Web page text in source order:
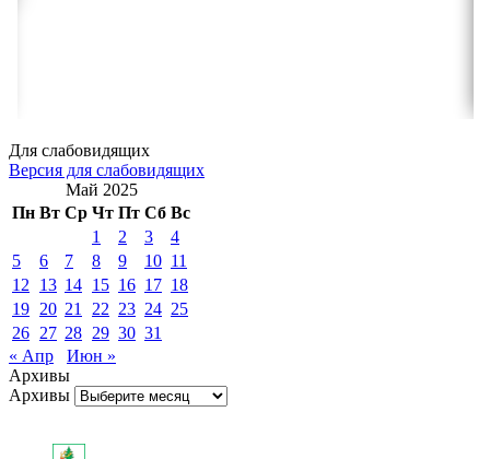
Для слабовидящих
Версия для слабовидящих
Май 2025
Пн Вт Ср Чт Пт Сб Вс
1
2 3
4
5
6 7 8 9 10 11
12
13 14 15 16 17 18
19 20 21 22 23 24 25
26 27 28 29 30 31
« Апр
Июн »
Архивы
Архивы